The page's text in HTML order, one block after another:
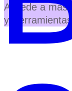
Accede a más
y